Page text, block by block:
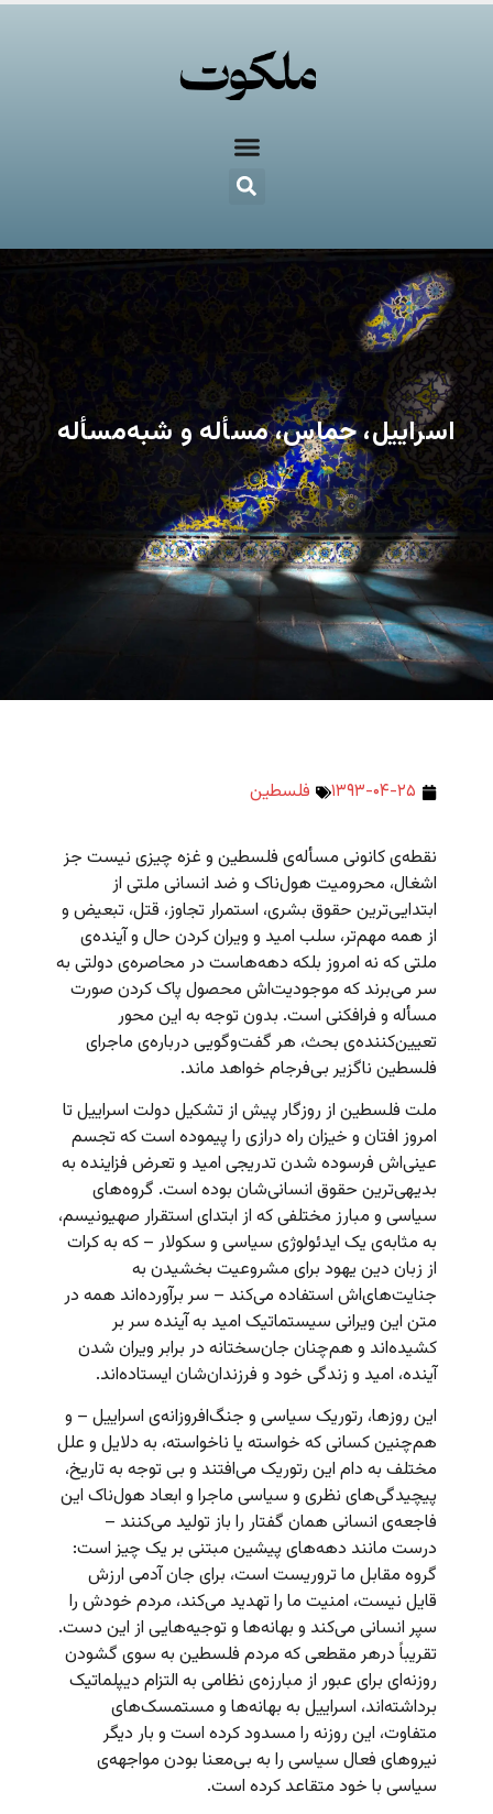
اسراییل، حماس، مسأله و شبه‌مسأله
۱۳۹۳-۰۴-۲۵ فلسطین
نقطه‌ی کانونی مسأله‌ی فلسطین و غزه چیزی نیست جز
اشغال، محرومیت هول‌ناک و ضد انسانی ملتی از
ابتدایی‌ترین حقوق بشری، استمرار تجاوز، قتل، تبعیض و
از همه مهم‌تر، سلب امید و ویران کردن حال و آینده‌ی
ملتی که نه امروز بلکه دهه‌هاست در محاصره‌ی دولتی به
سر می‌برند که موجودیت‌اش محصول پاک کردن صورت
مسأله و فرافکنی است. بدون توجه به این محور
تعیین‌کننده‌ی بحث، هر گفت‌وگویی درباره‌ی ماجرای
فلسطین ناگزیر بی‌فرجام خواهد ماند.
ملت فلسطین از روزگار پیش از تشکیل دولت اسراییل تا
امروز افتان و خیزان راه درازی را پیموده است که تجسم
عینی‌اش فرسوده‌ شدن تدریجی امید و تعرض فزاینده به
بدیهی‌ترین حقوق انسانی‌شان بوده است. گروه‌های
سیاسی و مبارز مختلفی که از ابتدای استقرار صهیونیسم،
به مثابه‌ی یک ایدئولوژی سیاسی و سکولار – که به کرات
از زبان دین یهود برای مشروعیت‌ بخشیدن به
جنایت‌های‌اش استفاده می‌کند – سر برآورده‌اند همه در
متن این ویرانی سیستماتیک امید به آینده سر بر
کشیده‌اند و هم‌چنان جان‌سختانه در برابر ویران شدن
آینده،‌ امید و زندگی خود و فرزندان‌شان ایستاده‌اند.
این روزها، رتوریک سیاسی و جنگ‌افروزانه‌ی اسراییل – و
هم‌چنین کسانی که خواسته یا ناخواسته، به دلایل و علل
مختلف به دام این رتوریک می‌افتند و بی توجه به تاریخ،
پیچیدگی‌های نظری و سیاسی ماجرا و ابعاد هول‌ناک این
فاجعه‌ی انسانی همان گفتار را باز تولید می‌کنند –
درست مانند دهه‌های پیشین مبتنی بر یک چیز است:
گروه مقابل ما تروریست است، برای جان آدمی ارزش
قایل نیست، امنیت ما را تهدید می‌کند، مردم خودش را
سپر انسانی می‌کند و بهانه‌ها و توجیه‌هایی از این دست.
تقریباً درهر مقطعی که مردم فلسطین به سوی گشودن
روزنه‌ای برای عبور از مبارزه‌ی نظامی به التزام دیپلماتیک
برداشته‌اند، اسراییل به بهانه‌ها و مستمسک‌‌های
متفاوت، این روزنه را مسدود کرده است و بار دیگر
نیروهای فعال سیاسی را به بی‌معنا بودن مواجهه‌ی
سیاسی با خود متقاعد کرده است.